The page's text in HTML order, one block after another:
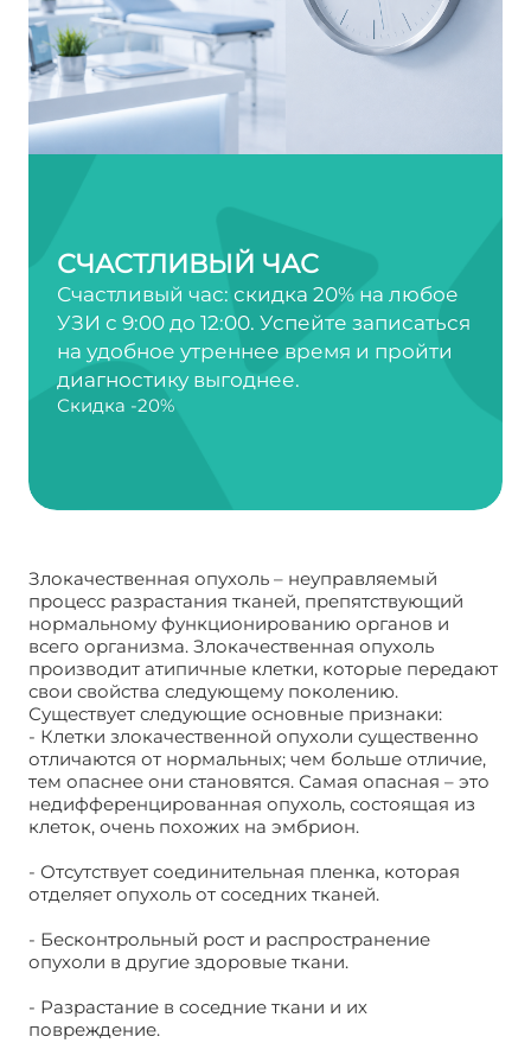
СЧАСТЛИВЫЙ ЧАС
Счастливый час: скидка 20% на любое
УЗИ с 9:00 до 12:00. Успейте записаться
на удобное утреннее время и пройти
диагностику выгоднее.
Скидка -20%
Злокачественная опухоль – неуправляемый
процесс разрастания тканей, препятствующий
нормальному функционированию органов и
всего организма. Злокачественная опухоль
производит атипичные клетки, которые передают
свои свойства следующему поколению.
Существует следующие основные признаки:
- Клетки злокачественной опухоли существенно
отличаются от нормальных; чем больше отличие,
тем опаснее они становятся. Самая опасная – это
недифференцированная опухоль, состоящая из
клеток, очень похожих на эмбрион.
- Отсутствует соединительная пленка, которая
отделяет опухоль от соседних тканей.
- Бесконтрольный рост и распространение
опухоли в другие здоровые ткани.
- Разрастание в соседние ткани и их
повреждение.